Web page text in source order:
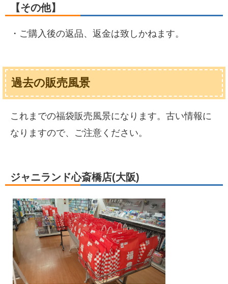
【その他】
・ご購入後の返品、返金は致しかねます。
過去の販売風景
これまでの福袋販売風景になります。古い情報に
なりますので、ご注意ください。
ジャニランド心斎橋店(大阪)